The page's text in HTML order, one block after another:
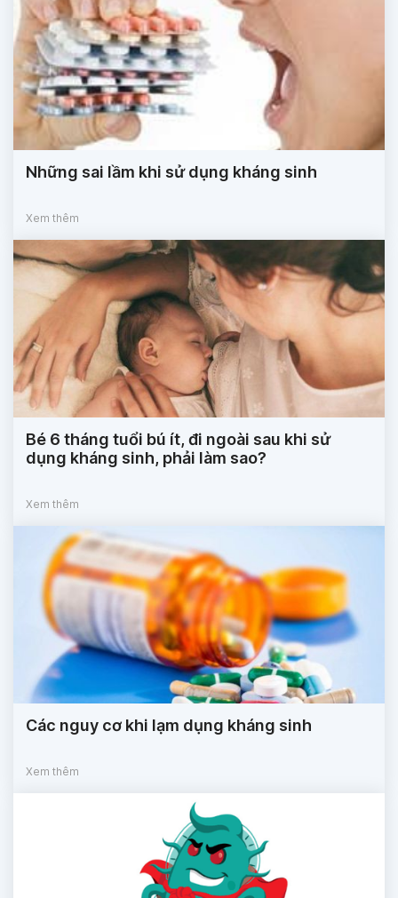
Những sai lầm khi sử dụng kháng sinh
Xem thêm
Bé 6 tháng tuổi bú ít, đi ngoài sau khi sử
dụng kháng sinh, phải làm sao?
Xem thêm
Các nguy cơ khi lạm dụng kháng sinh
Xem thêm